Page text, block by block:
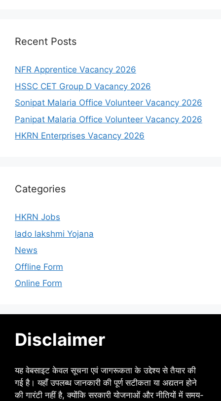
Recent Posts
NFR Apprentice Vacancy 2026
HSSC CET Group D Vacancy 2026
Sonipat Malaria Office Volunteer Vacancy 2026
Panipat Malaria Office Volunteer Vacancy 2026
HKRN Enterprises Vacancy 2026
Categories
HKRN Jobs
lado lakshmi Yojana
News
Offline Form
Online Form
Disclaimer
यह वेबसाइट केवल सूचना एवं जागरूकता के उद्देश्य से तैयार की
गई है। यहाँ उपलब्ध जानकारी की पूर्ण सटीकता या अद्यतन होने
की गारंटी नहीं है, क्योंकि सरकारी योजनाओं और नीतियों में समय-